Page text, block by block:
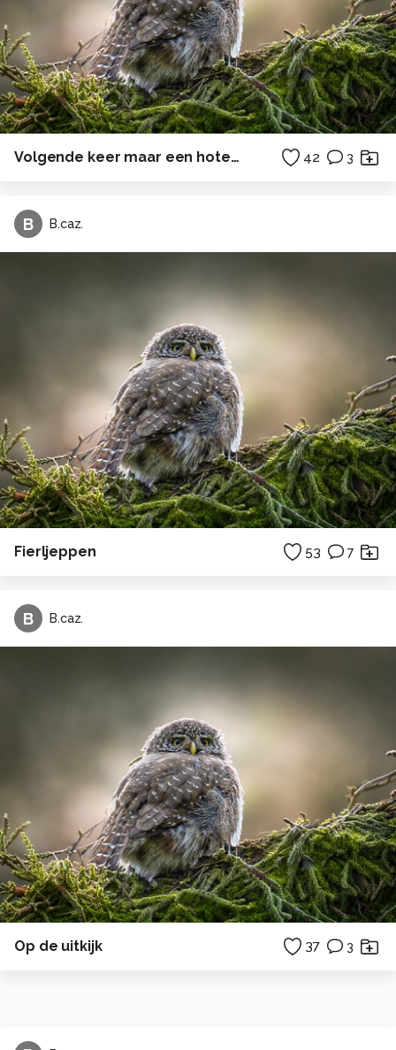
Volgende keer maar een hotel boeken. 42 3
B B.caz.
Fierljeppen 53 7
B B.caz.
Op de uitkijk 37 3